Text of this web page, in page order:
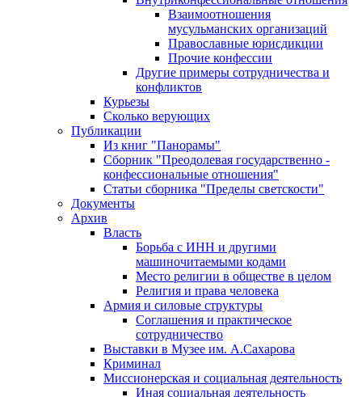
Взаимоотношения
мусульманских организаций
Православные юрисдикции
Прочие конфессии
Другие примеры сотрудничества и
конфликтов
Курьезы
Сколько верующих
Публикации
Из книг "Панорамы"
Сборник "Преодолевая государственно -
конфессиональные отношения"
Статьи сборника "Пределы светскости"
Документы
Архив
Власть
Борьба с ИНН и другими
машиночитаемыми кодами
Место религии в обществе в целом
Религия и права человека
Армия и силовые структуры
Соглашения и практическое
сотрудничество
Выставки в Музее им. А.Сахарова
Криминал
Миссионерская и социальная деятельность
Иная социальная деятельность